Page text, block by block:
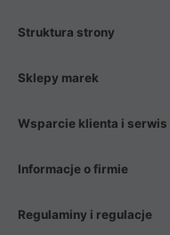
Struktura strony
Sklepy marek
Wsparcie klienta i serwis
Informacje o firmie
Regulaminy i regulacje